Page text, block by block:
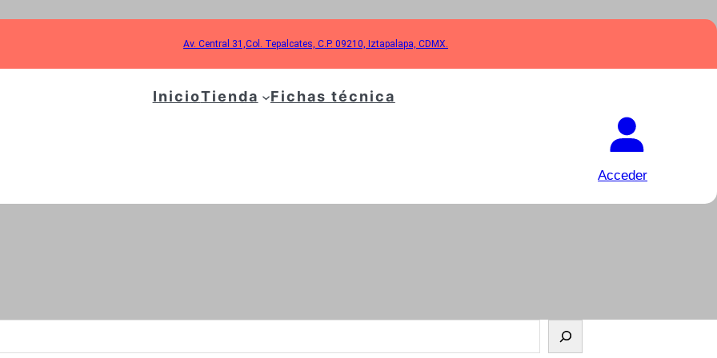
Av. Central 31,Col. Tepalcates, C.P. 09210, Iztapalapa, CDMX.
InicioTienda Fichas técnica
Acceder